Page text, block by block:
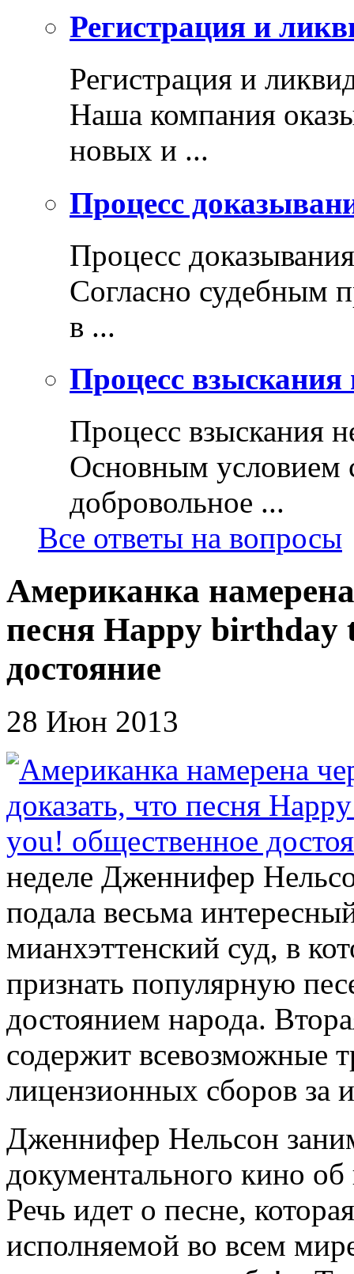
Регистрация и
Регистрация и
Наша компания
новых и ...
Процесс
Процесс доказывания
Согласно судебным
в ...
Процесс взыскания
Процесс взыскания
Основным условием
добровольное ...
Все ответы на вопросы
Американка намерена
песня Happy
достояние
28 Июн 2013
неделе Дженнифер
подала весьма
мианхэттенский суд, в
признать популярную
достоянием народа.
содержит всевозможные
лицензионных сборов за
Дженнифер Нельсон
документального кино
Речь идет о песне,
исполняемой во всем